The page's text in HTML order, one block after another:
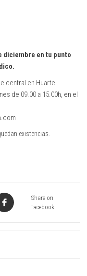
diciembre en tu punto
central en Huarte
de 09.00 a 15.00h, en el
existencias.
Share on
Facebook